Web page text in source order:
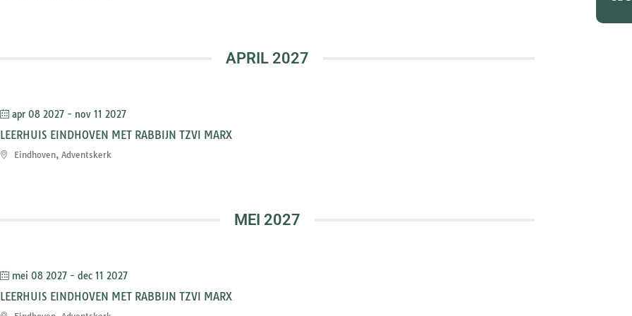
APRIL 2027
apr 08 2027 - nov 11 2027
LEERHUIS EINDHOVEN MET RABBIJN TZVI MARX
Eindhoven, Adventskerk
MEI 2027
mei 08 2027 - dec 11 2027
LEERHUIS EINDHOVEN MET RABBIJN TZVI MARX